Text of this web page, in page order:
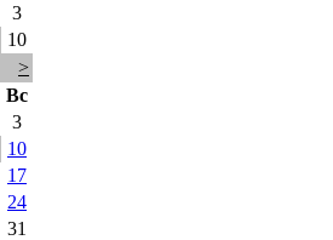
3
10
>
Вс
3
10
17
24
31